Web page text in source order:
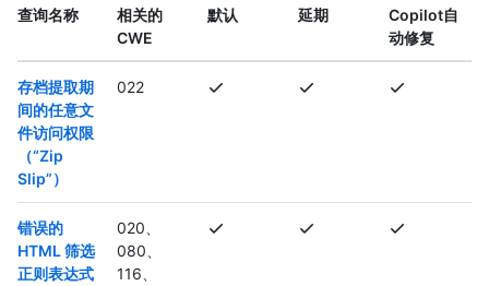
查询名称
相关的
CWE
默认 延期
Copilot自
动修复
存档提取期
间的任意文
件访问权限
（“Zip
Slip”）
022
错误的
HTML 筛选
正则表达式
020、
080、
116、